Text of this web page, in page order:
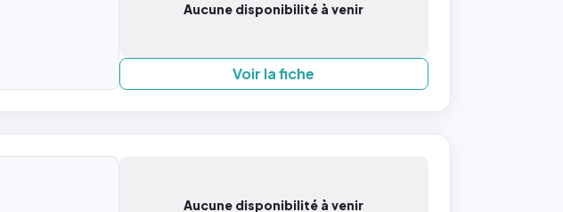
Aucune disponibilité à venir
Voir la fiche
Aucune disponibilité à venir